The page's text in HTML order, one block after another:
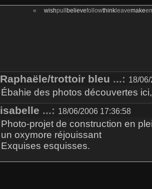
« wishpull believefollowthinkleavemake
Raphaële/trottoir bleu ...: 18/
Ébahie des photos découvertes
isabelle ...: 18/06/2006 17:36:58
Photo-projet de construction en
un oxymore réjouissant
Exquises esquisses.